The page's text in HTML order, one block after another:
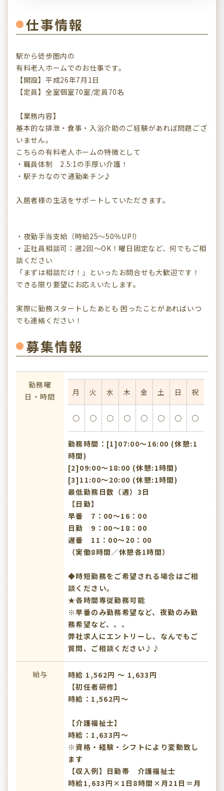
仕事情報
駅から徒歩圏内の
有料老人ホームでのお仕事です。
【開設】平成26年7月1日
【定員】全室個室70室/定員70名
【業務内容】
基本的な排泄・食事・入浴介助のご経験があれば問題ござ
いません。
こちらの有料老人ホームの特徴として
・職員体制 2.5:1の手厚い介護！
・駅チカなので通勤楽チン♪
入居者様の生活をサポートしていただきます。
・夜勤手当支給（時給25～50％UP!）
・正社員相談可：週2回～OK！曜日固定など、何でもご相
談ください
「まずは相談だけ！」といったお問合せも大歓迎です！
できる限り要望にお応えいたします。
実際に勤務スタートしたあとも 困ったことがあればいつ
でも連絡ください！
募集情報
勤務曜
日・時間
月 火 水 木 金 土 日 祝
○ ○ ○ ○ ○ ○ ○ ○
勤務時間：[1]07:00〜16:00 (休憩:1
時間)
[2]09:00〜18:00 (休憩:1時間)
[3]11:00〜20:00 (休憩:1時間)
最低勤務日数（週）3日
【日勤】
早番 7：00～16：00
日勤 9：00～18：00
遅番 11：00～20：00
（実働8時間／休憩各1時間）
◆時短勤務をご希望される場合はご相
談ください。
★各時間専従勤務可能
※早番のみ勤務希望など、夜勤のみ勤
務希望など、、、
弊社求人にエントリーし、なんでもご
質問、ご相談ください♪♪
給与
時給 1,562円 〜 1,633円
【初任者研修】
時給：1,562円～
【介護福祉士】
時給：1,633円～
※資格・経験・シフトにより変動致し
ます
【収入例】日勤帯 介護福祉士
時給1,633円×1日8時間×月21日＝月